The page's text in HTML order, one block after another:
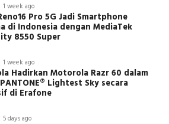
1 week ago
Pro 5G Jadi Smartphone
di Indonesia dengan MediaTek
8550 Super
1 week ago
Hadirkan Motorola Razr 60 dalam
Lightest Sky secara
di Erafone
5 days ago